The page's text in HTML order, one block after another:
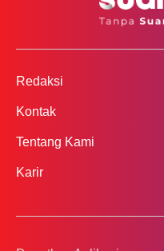
Redaksi
Kontak
Tentang Kami
Karir